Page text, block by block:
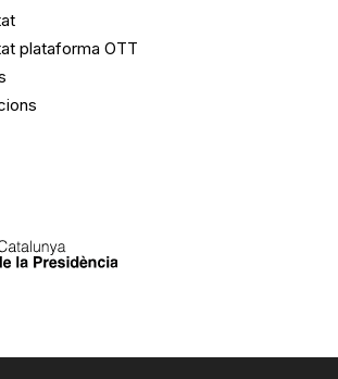
plataforma OTT